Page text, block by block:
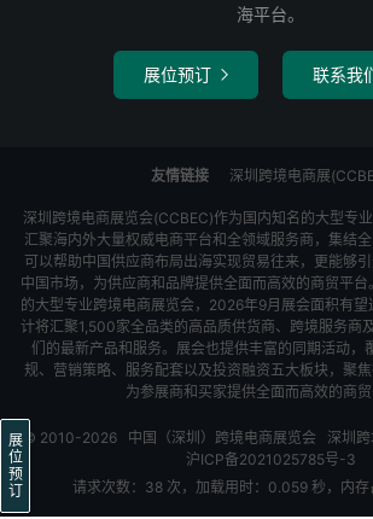
海平台。
展位预订  联系我
友情链接 深圳跨境电商展
深圳跨境电商展览会(CCBEC)作为国内知名的大型专
汇聚海内外大量权威电商平台和全领域服务商，集结
可以帮助中国供应商布局出海实现贸易往来，更能够
中国市场，为供应商和品牌提供全面而高效的商贸平
的大型专业跨境电商展览会，2026年9月展会面积有
计将汇聚1,500家全品类的高品质供货商、跨境服务商
们的最新产品和服务。展会也提供丰富的同期活动，
规、营销策略、服务配套以及投资融资五大板块，聚焦
为参展商和买家提供全面而高效的商贸
© 2010-2026 中国（深圳）跨境电商展览会 深圳
沪ICP备2021025785号-3
请求次数：38 次，加载用时：0.059 秒，内
展
位
预
订